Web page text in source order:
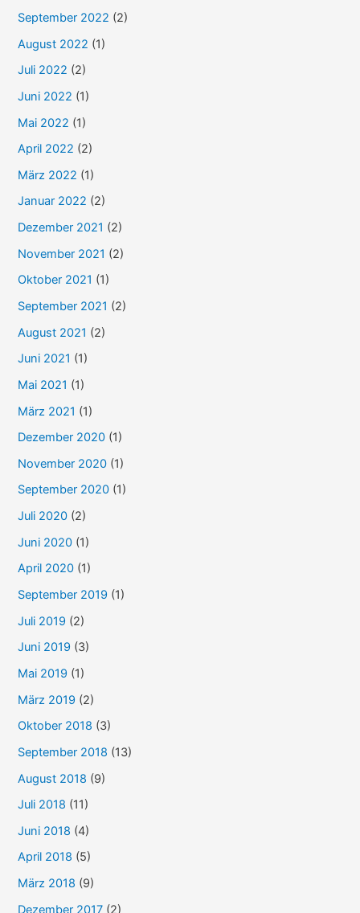
September 2022 (2)
August 2022 (1)
Juli 2022 (2)
Juni 2022 (1)
Mai 2022 (1)
April 2022 (2)
März 2022 (1)
Januar 2022 (2)
Dezember 2021 (2)
November 2021 (2)
Oktober 2021 (1)
September 2021 (2)
August 2021 (2)
Juni 2021 (1)
Mai 2021 (1)
März 2021 (1)
Dezember 2020 (1)
November 2020 (1)
September 2020 (1)
Juli 2020 (2)
Juni 2020 (1)
April 2020 (1)
September 2019 (1)
Juli 2019 (2)
Juni 2019 (3)
Mai 2019 (1)
März 2019 (2)
Oktober 2018 (3)
September 2018 (13)
August 2018 (9)
Juli 2018 (11)
Juni 2018 (4)
April 2018 (5)
März 2018 (9)
Dezember 2017 (2)